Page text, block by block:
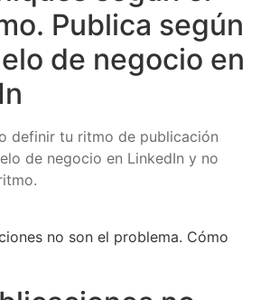
Publica según
de negocio en
definir tu ritmo de publicación
de negocio en LinkedIn y no